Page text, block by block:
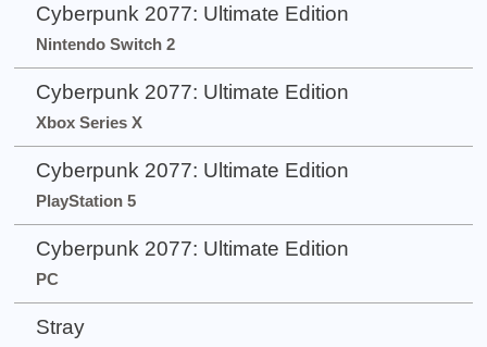
Cyberpunk 2077: Ultimate Edition
Nintendo Switch 2
Cyberpunk 2077: Ultimate Edition
Xbox Series X
Cyberpunk 2077: Ultimate Edition
PlayStation 5
Cyberpunk 2077: Ultimate Edition
PC
Stray